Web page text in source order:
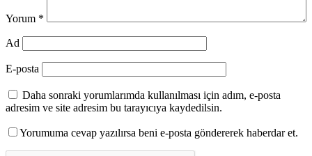
Yorum *
Ad
E-posta
Daha sonraki yorumlarımda kullanılması için adım, e-posta
adresim ve site adresim bu tarayıcıya kaydedilsin.
Yorumuma cevap yazılırsa beni e-posta göndererek haberdar et.